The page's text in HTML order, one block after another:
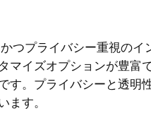
つプライバシー重視のイ
マイズオプションが豊富
す。プライバシーと透明
ます。